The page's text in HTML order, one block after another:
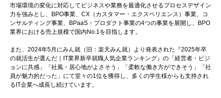
市場環境の変化に対応してビジネスや業務を最適化させるプロセスデザイン
力を強みとし、BPO事業、CX（カスタマー・エクスペリエンス）事業、コ
ンサルティング事業、BPaaS・プロダクト事業の4つの事業を展開し、BPO
業界における売上規模で国内No.1を目指します。
また、2024年5月にみん就（旧：楽天みん就）より発表された『2025年卒
の就活生が選んだ｜IT業界新卒就職人気企業ランキング』の「経営者・ビジ
ョンに共感」「社風・居心地がよさそう」「柔軟な働き方ができそう」「社
員が魅力的だった」にて堂々の1位を獲得し、多くの学生様からも支持され
るIT企業へ成長し続けています。